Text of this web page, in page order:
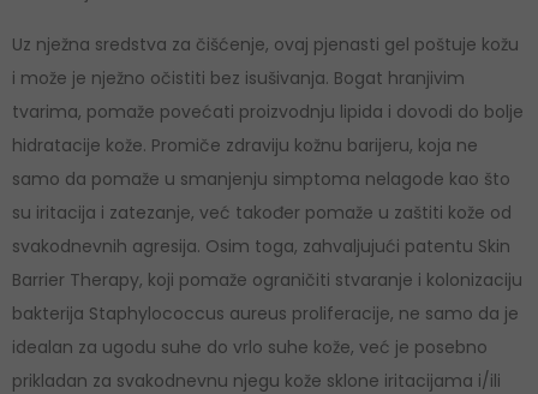
Uz nježna sredstva za čišćenje, ovaj pjenasti gel poštuje kožu
i može je nježno očistiti bez isušivanja. Bogat hranjivim
tvarima, pomaže povećati proizvodnju lipida i dovodi do bolje
hidratacije kože. Promiče zdraviju kožnu barijeru, koja ne
samo da pomaže u smanjenju simptoma nelagode kao što
su iritacija i zatezanje, već također pomaže u zaštiti kože od
svakodnevnih agresija. Osim toga, zahvaljujući patentu Skin
Barrier Therapy, koji pomaže ograničiti stvaranje i kolonizaciju
bakterija Staphylococcus aureus proliferacije, ne samo da je
idealan za ugodu suhe do vrlo suhe kože, već je posebno
prikladan za svakodnevnu njegu kože sklone iritacijama i/ili